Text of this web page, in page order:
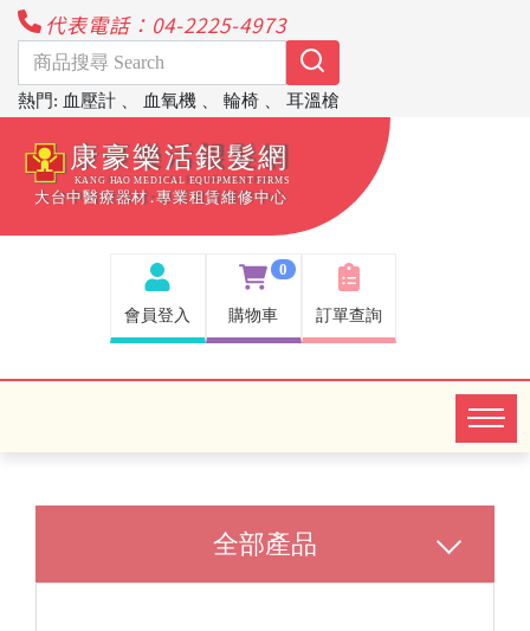
代表電話：04-2225-4973
熱門: 血壓計 血氧機 輪椅 耳溫槍
會員登入
0
購物車 訂單查詢
全部產品